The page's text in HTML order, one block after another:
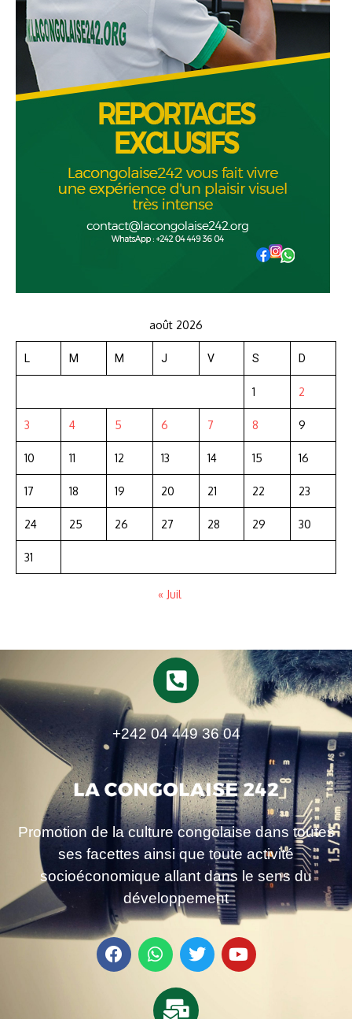
août 2026
L M M J V S D
1 2
3 4 5 6 7 8 9
10 11 12 13 14 15 16
17 18 19 20 21 22 23
24 25 26 27 28 29 30
31
« Juil
+242 04 449 36 04
Promotion de la culture congolaise dans toutes
ses facettes ainsi que toute activité
socioéconomique allant dans le sens du
développement